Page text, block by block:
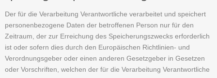
Der für die Verarbeitung Verantwortliche verarbeitet und speichert
personenbezogene Daten der betroffenen Person nur für den
Zeitraum, der zur Erreichung des Speicherungszwecks erforderlich
ist oder sofern dies durch den Europäischen Richtlinien- und
Verordnungsgeber oder einen anderen Gesetzgeber in Gesetzen
oder Vorschriften, welchen der für die Verarbeitung Verantwortliche